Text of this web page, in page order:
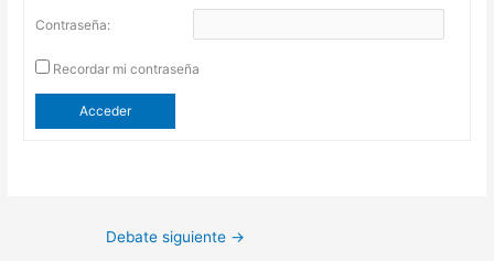
Contraseña:
Recordar mi contraseña
Acceder
Debate siguiente →